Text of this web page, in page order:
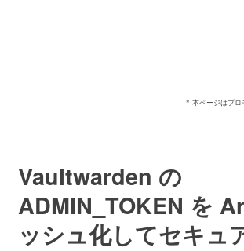
* 本ページはプロ
Vaultwarden の
ADMIN_TOKEN を
ッシュ化してセキュ